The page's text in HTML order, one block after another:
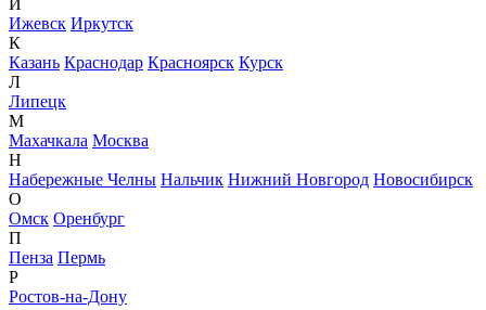
И
Ижевск Иркутск
К
Казань Краснодар Красноярск Курск
Л
Липецк
М
Махачкала Москва
Н
Набережные Челны Нальчик Нижний Новгород Новосибирск
О
Омск Оренбург
П
Пенза Пермь
Р
Ростов-на-Дону